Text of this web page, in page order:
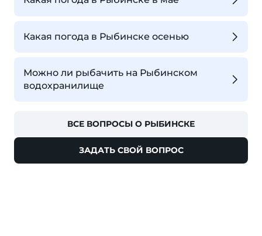
Какая погода в Рыбинске осенью
Можно ли рыбачить на Рыбинском
водохранилище
ВСЕ ВОПРОСЫ О РЫБИНСКЕ
ЗАДАТЬ СВОЙ ВОПРОС